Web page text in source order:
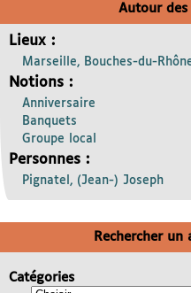
Autour des
Lieux :
Marseille, Bouches-du-
Notions :
Anniversaire
Banquets
Groupe local
Personnes :
Pignatel, (Jean-) Joseph
Rechercher
Catégories